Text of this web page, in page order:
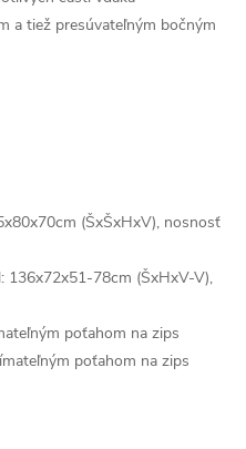
a tiež presúvateľným bočným
(ŠxŠxHxV), nosnosť
136x72x51-78cm (ŠxHxV-V),
poťahom na zips
poťahom na zips